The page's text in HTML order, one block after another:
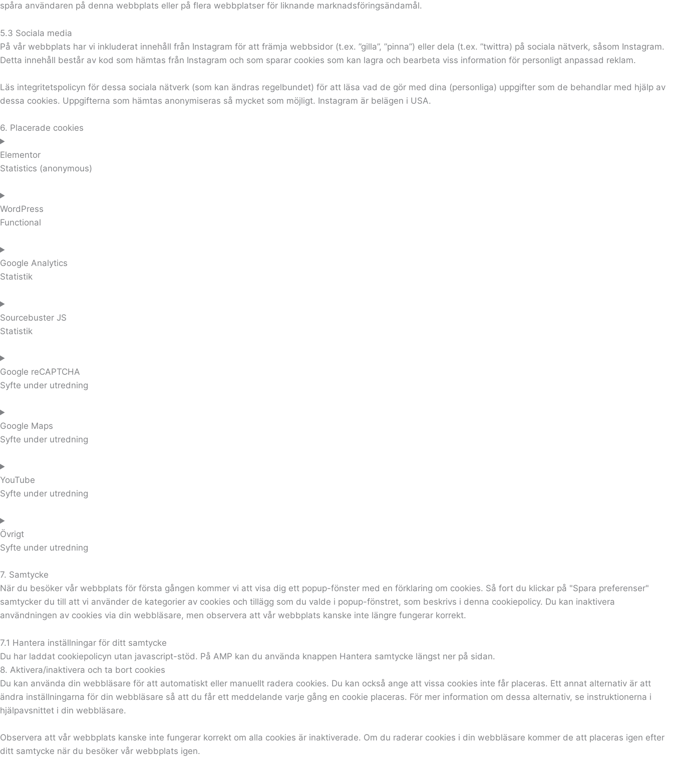
spåra användaren på denna webbplats eller på flera webbplatser för liknande marknadsföringsändamål.
5.3 Sociala media
På vår webbplats har vi inkluderat innehåll från Instagram för att främja webbsidor (t.ex. ”gilla”, ”pinna”) eller dela (t.ex. ”twittra) på sociala nätverk, såsom Instagram.
Detta innehåll består av kod som hämtas från Instagram och som sparar cookies som kan lagra och bearbeta viss information för personligt anpassad reklam.
Läs integritetspolicyn för dessa sociala nätverk (som kan ändras regelbundet) för att läsa vad de gör med dina (personliga) uppgifter som de behandlar med hjälp av
dessa cookies. Uppgifterna som hämtas anonymiseras så mycket som möjligt. Instagram är belägen i USA.
6. Placerade cookies
Elementor
Statistics (anonymous)
WordPress
Functional
Google Analytics
Statistik
Sourcebuster JS
Statistik
Google reCAPTCHA
Syfte under utredning
Google Maps
Syfte under utredning
YouTube
Syfte under utredning
Övrigt
Syfte under utredning
7. Samtycke
När du besöker vår webbplats för första gången kommer vi att visa dig ett popup-fönster med en förklaring om cookies. Så fort du klickar på "Spara preferenser"
samtycker du till att vi använder de kategorier av cookies och tillägg som du valde i popup-fönstret, som beskrivs i denna cookiepolicy. Du kan inaktivera
användningen av cookies via din webbläsare, men observera att vår webbplats kanske inte längre fungerar korrekt.
7.1 Hantera inställningar för ditt samtycke
Du har laddat cookiepolicyn utan javascript-stöd. På AMP kan du använda knappen Hantera samtycke längst ner på sidan.
8. Aktivera/inaktivera och ta bort cookies
Du kan använda din webbläsare för att automatiskt eller manuellt radera cookies. Du kan också ange att vissa cookies inte får placeras. Ett annat alternativ är att
ändra inställningarna för din webbläsare så att du får ett meddelande varje gång en cookie placeras. För mer information om dessa alternativ, se instruktionerna i
hjälpavsnittet i din webbläsare.
Observera att vår webbplats kanske inte fungerar korrekt om alla cookies är inaktiverade. Om du raderar cookies i din webbläsare kommer de att placeras igen efter
ditt samtycke när du besöker vår webbplats igen.